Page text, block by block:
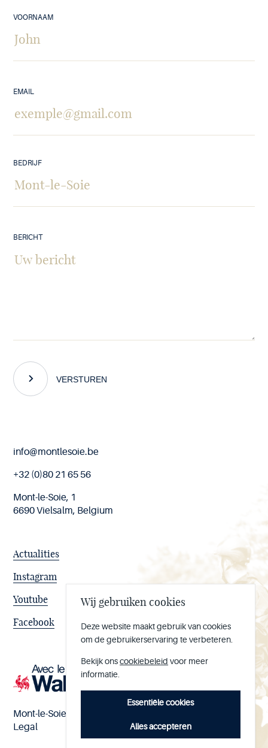
VOORNAAM
EMAIL
BEDRIJF
BERICHT
VERSTUREN
End
page
Mont-le-Soie nº BE 0473.065.733
Legal
info@montlesoie.be
+32 (0)80 21 65 56
Mont-le-Soie, 1
6690 Vielsalm, Belgium
Facebook
Youtube
Instagram
Actualities
Wij gebruiken cookies
Deze website maakt gebruik van cookies
om de gebruikerservaring te verbeteren.
Bekijk onscookiebeleid voor meer
informatie.
Essentiële cookies
Alles accepteren